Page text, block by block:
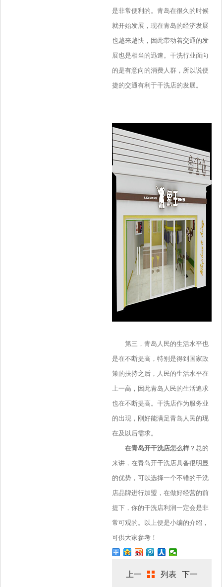
是非常便利的。青岛在很久的时候
就开始发展，现在青岛的经济发展
也越来越快，因此带动着交通的发
展也是相当的迅速。干洗行业面向
的是有意向的消费人群，所以说便
捷的交通有利于干洗店的发展。
第三，青岛人民的生活水平也
是在不断提高，特别是得到国家政
策的扶持之后，人民的生活水平在
上一高，因此青岛人民的生活追求
也在不断提高。干洗店作为服务业
的出现，刚好能满足青岛人民的现
在及以后需求。
在青岛开干洗店怎么样？总的
来讲，在青岛开干洗店具备很明显
的优势，可以选择一个不错的干洗
店品牌进行加盟，在做好经营的前
提下，你的干洗店利润一定会是非
常可观的。以上便是小编的介绍，
可供大家参考！
上一 列表 下一